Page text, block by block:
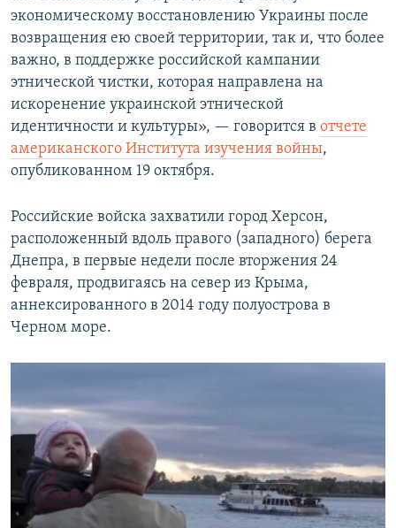
экономическому восстановлению Украины после
возвращения ею своей территории, так и, что более
важно, в поддержке российской кампании
этнической чистки, которая направлена на
искоренение украинской этнической
идентичности и культуры», — говорится в отчете
американского Института изучения войны,
опубликованном 19 октября.
Российские войска захватили город Херсон,
расположенный вдоль правого (западного) берега
Днепра, в первые недели после вторжения 24
февраля, продвигаясь на север из Крыма,
аннексированного в 2014 году полуострова в
Черном море.